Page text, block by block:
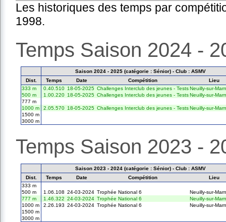
Les historiques des temps par
1998.
Temps Saison 2024 -
Saison 2024 - 2025 (catégorie : Sénior) - Club : ASMV
Dist.
Temps Date Compétition
Lieu
333 m
0.40.510 18-05-2025 Challenges Interclub des jeunes - TestsNeuilly-sur-
500 m
1.00.220 18-05-2025 Challenges Interclub des jeunes - TestsNeuilly-sur-
777 m
1000 m
2.05.570 18-05-2025 Challenges Interclub des jeunes - TestsNeuilly-sur-
1500 m
3000 m
Temps Saison 2023 -
Saison 2023 - 2024 (catégorie : Sénior) - Club : ASMV
Dist.
Temps Date Compétition
Lieu
333 m
500 m
1.06.108 24-03-2024 Trophée National 6
Neuilly-sur-
777 m
1.46.322 24-03-2024 Trophée National 6
Neuilly-sur-
1000 m
2.26.193 24-03-2024 Trophée National 6
Neuilly-sur-
1500 m
3000 m